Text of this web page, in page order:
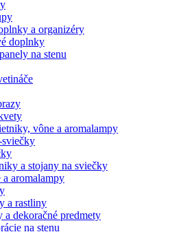
a organizéry
doplnky
na stenu
vône a aromalampy
a stojany na sviečky
a aromalampy
a rastliny
a dekoračné predmety
na stenu